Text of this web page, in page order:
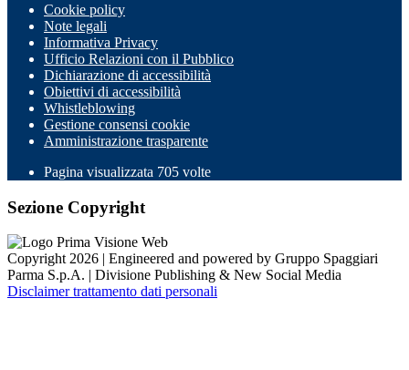
Cookie policy
Note legali
Informativa Privacy
Ufficio Relazioni con il Pubblico
Dichiarazione di accessibilità
Obiettivi di accessibilità
Whistleblowing
Gestione consensi cookie
Amministrazione trasparente
Pagina visualizzata 705 volte
Sezione Copyright
Copyright 2026 | Engineered and powered by Gruppo Spaggiari
Parma S.p.A. | Divisione Publishing & New Social Media
Disclaimer trattamento dati personali